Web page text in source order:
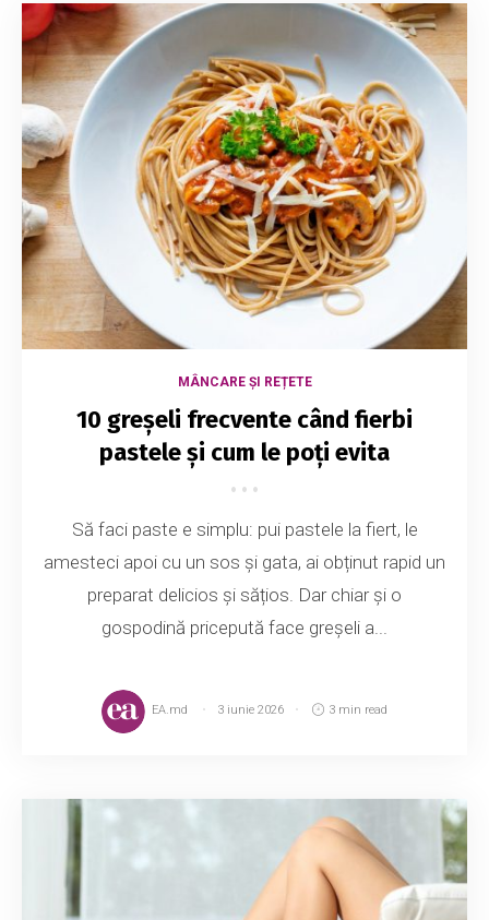
MÂNCARE ȘI REȚETE
10 greșeli frecvente când fierbi
pastele și cum le poți evita
Să faci paste e simplu: pui pastele la fiert, le
amesteci apoi cu un sos și gata, ai obținut rapid un
preparat delicios și sățios. Dar chiar și o
gospodină pricepută face greșeli a...
EA.md 3 iunie 2026 3 min read